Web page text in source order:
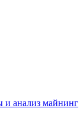
и анализ майнинг